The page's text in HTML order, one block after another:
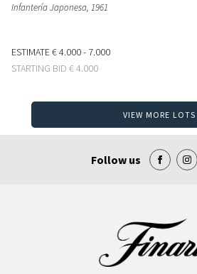
Infantería Japonesa, 1961
ESTIMATE€ 4.000 - 7.000
STARTING BID € 4.000
VIEW MORE LOTS
Follow us